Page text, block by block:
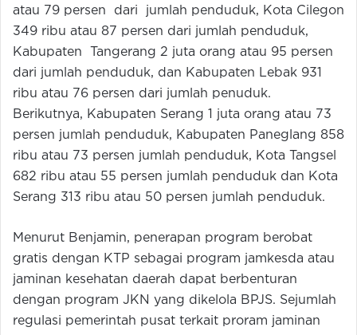
atau 79 persen dari jumlah penduduk, Kota Cilegon
349 ribu atau 87 persen dari jumlah penduduk,
Kabupaten Tangerang 2 juta orang atau 95 persen
dari jumlah penduduk, dan Kabupaten Lebak 931
ribu atau 76 persen dari jumlah penuduk.
Berikutnya, Kabupaten Serang 1 juta orang atau 73
persen jumlah penduduk, Kabupaten Paneglang 858
ribu atau 73 persen jumlah penduduk, Kota Tangsel
682 ribu atau 55 persen jumlah penduduk dan Kota
Serang 313 ribu atau 50 persen jumlah penduduk.
Menurut Benjamin, penerapan program berobat
gratis dengan KTP sebagai program jamkesda atau
jaminan kesehatan daerah dapat berbenturan
dengan program JKN yang dikelola BPJS. Sejumlah
regulasi pemerintah pusat terkait proram jaminan